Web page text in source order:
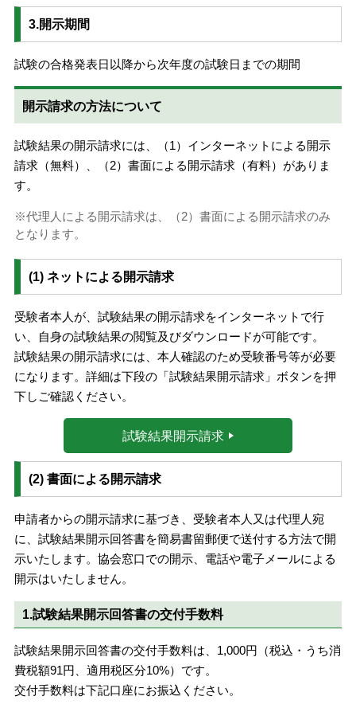
3.開示期間
試験の合格発表日以降から次年度の試験日までの期間
開示請求の方法について
試験結果の開示請求には、（1）インターネットによる開示
請求（無料）、（2）書面による開示請求（有料）がありま
す。
代理人による開示請求は、（2）書面による開示請求のみ
となります。
(1) ネットによる開示請求
受験者本人が、試験結果の開示請求をインターネットで行
い、自身の試験結果の閲覧及びダウンロードが可能です。
試験結果の開示請求には、本人確認のため受験番号等が必要
になります。詳細は下段の「試験結果開示請求」ボタンを押
下しご確認ください。
試験結果開示請求
(2) 書面による開示請求
申請者からの開示請求に基づき、受験者本人又は代理人宛
に、試験結果開示回答書を簡易書留郵便で送付する方法で開
示いたします。協会窓口での開示、電話や電子メールによる
開示はいたしません。
1.試験結果開示回答書の交付手数料
試験結果開示回答書の交付手数料は、1,000円（税込・うち消
費税額91円、適用税区分10%）です。
交付手数料は下記口座にお振込ください。